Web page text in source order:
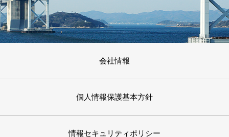
会社情報
個人情報保護基本方針
情報セキュリティポリシー